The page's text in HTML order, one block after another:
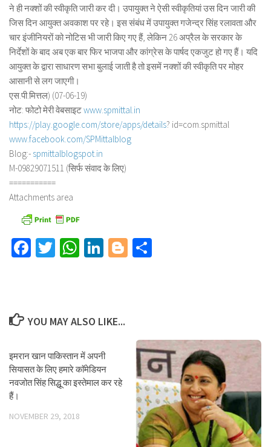
ने ही नक्शों की स्वीकृति जारी कर दी। उपायुक्त ने ऐसी स्वीकृतियां उस दिन जारी की
जिस दिन आयुक्त अवकाश पर रहे। इस संबंध में उपायुक्त गजेन्द्र सिंह रलावता और
चार इंजीनियरों को नोटिस भी जारी किए गए हैं, लेकिन 26 अप्रैल के सरकार के
निर्देशों के बाद अब एक बार फिर भाजपा और कांग्रेस के पार्षद एकजुट हो गए हैं। यदि
आयुक्त के द्वारा साधारण सभा बुलाई जाती है तो इसमें नक्शों की स्वीकृति पर मोहर
आसानी से लग जाएगी।
एस.पी.मित्तल) (07-06-19)
नोट: फोटो मेरी वेबसाइटwww.spmittal.in
https://play.google.com/store/apps/details? id=com.spmittal
www.facebook.com/SPMittalblog
Blog:- spmittalblogspot.in
M-09829071511 (सिर्फ संवाद के लिए)
===========
Attachments area
Facebook
TwitterWhatsApp
LinkedIn
Blogger
YOU MAY ALSO LIKE...
इमरान खान पाकिस्तान में अपनी
सियासत के लिए हमारे काॅमेडियन
नवजोत सिंह सिद्धू का इस्तेमाल कर रहे
हैं।
NOVEMBER 29, 2018